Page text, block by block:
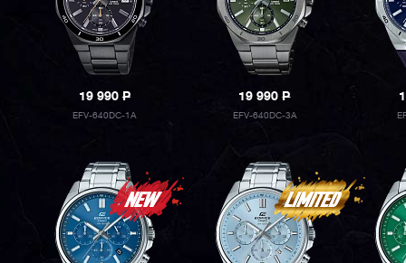
19 990P
EFV-640DC-1A
19 990P
EFV-640DC-3A